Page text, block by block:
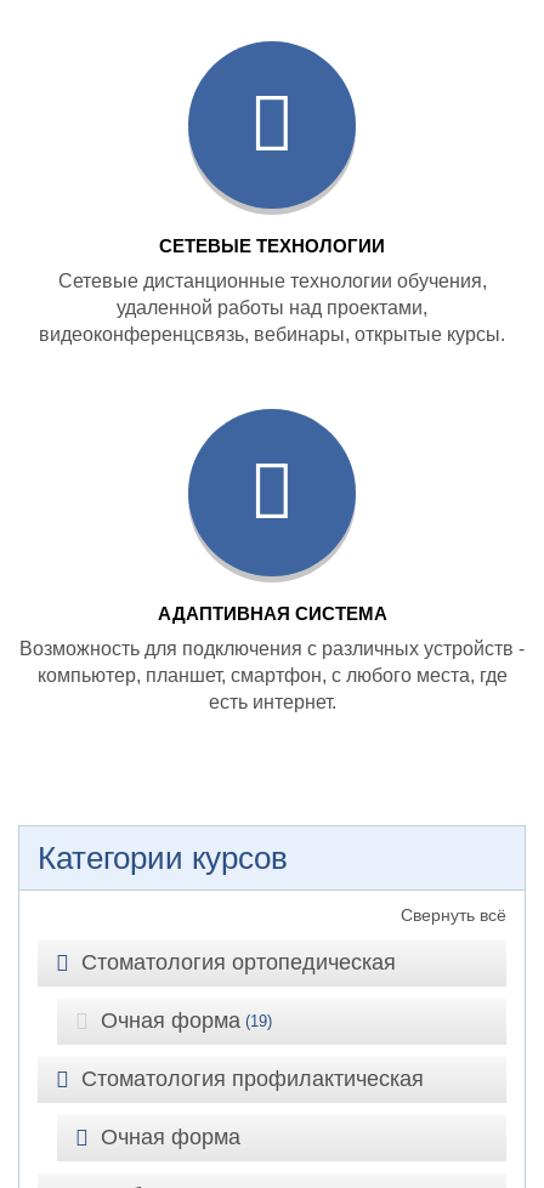
СЕТЕВЫЕ ТЕХНОЛОГИИ
Сетевые дистанционные технологии обучения,
удаленной работы над проектами,
видеоконференцсвязь, вебинары, открытые курсы.
АДАПТИВНАЯ СИСТЕМА
Возможность для подключения с различных устройств -
компьютер, планшет, смартфон, с любого места, где
есть интернет.
Категории курсов
Свернуть всё
Стоматология ортопедическая
Очная форма (19)
Стоматология профилактическая
Очная форма